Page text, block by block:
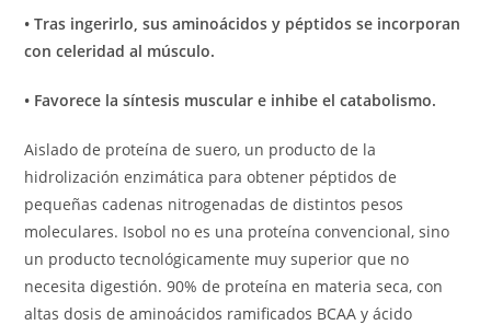
• Tras ingerirlo, sus aminoácidos y péptidos se incorporan
con celeridad al músculo.
• Favorece la síntesis muscular e inhibe el catabolismo.
Aislado de proteína de suero, un producto de la
hidrolización enzimática para obtener péptidos de
pequeñas cadenas nitrogenadas de distintos pesos
moleculares. Isobol no es una proteína convencional, sino
un producto tecnológicamente muy superior que no
necesita digestión. 90% de proteína en materia seca, con
altas dosis de aminoácidos ramificados BCAA y ácido